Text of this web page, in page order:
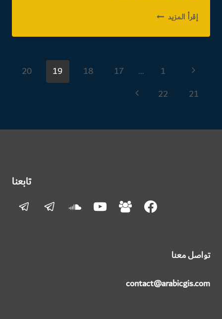
إقرأ المزيد مطلوب
التالية
تنقل
الصفحة
الصفحة
السابقة
1
…
17
18
19
20
21
22
الصفحة
تابعنا
تواصل معنا
contact@arabicgis.com